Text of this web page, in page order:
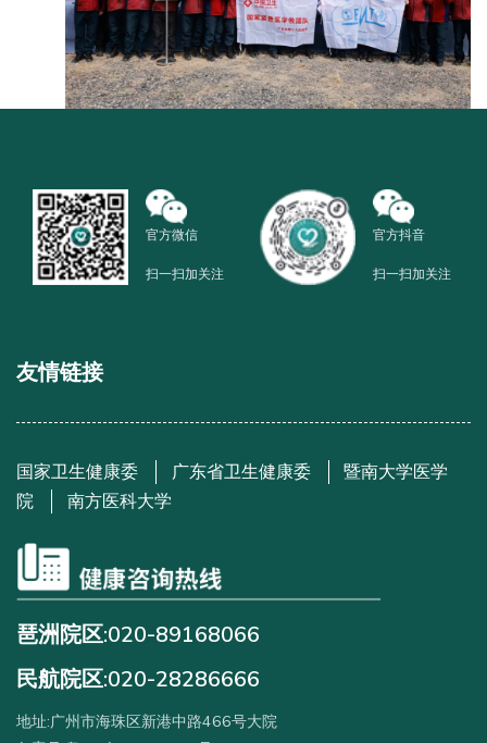
官方微信
扫一扫加关注
官方抖音
扫一扫加关注
友情链接
国家卫生健康委 广东省卫生健康委
暨南大学医学
院
南方医科大学
琶洲院区:020-89168066
民航院区:020-28286666
地址:广州市海珠区新港中路466号大院